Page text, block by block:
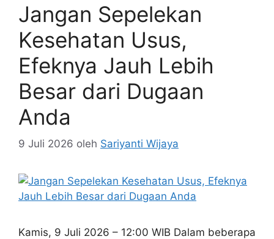
Jangan Sepelekan
Kesehatan Usus,
Efeknya Jauh Lebih
Besar dari Dugaan
Anda
9 Juli 2026 oleh Sariyanti Wijaya
Kamis, 9 Juli 2026 – 12:00 WIB Dalam beberapa